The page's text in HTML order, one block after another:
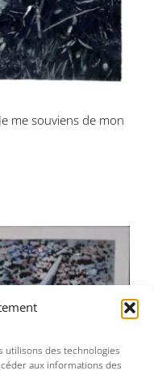
utilisons des technologies
aux informations des
me souviens de mon
72